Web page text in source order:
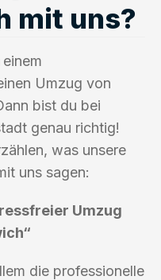
mit uns?
Umzug von
bist du bei
genau richtig!
was unsere
uns sagen:
Umzug
die professionelle